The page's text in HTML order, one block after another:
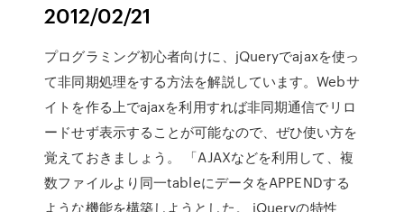
2012/02/21
プログラミング初心者向けに、jQueryでajaxを使っ
て非同期処理をする方法を解説しています。Webサ
イトを作る上でajaxを利用すれば非同期通信でリロ
ードせず表示することが可能なので、ぜひ使い方を
覚えておきましょう。 「AJAXなどを利用して、複
数ファイルより同一tableにデータをAPPENDする
ような機能を構築しようとした。 jQueryの特性